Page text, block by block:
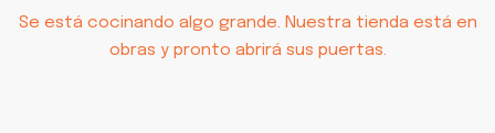
Se está cocinando algo grande. Nuestra tienda está en
obras y pronto abrirá sus puertas.